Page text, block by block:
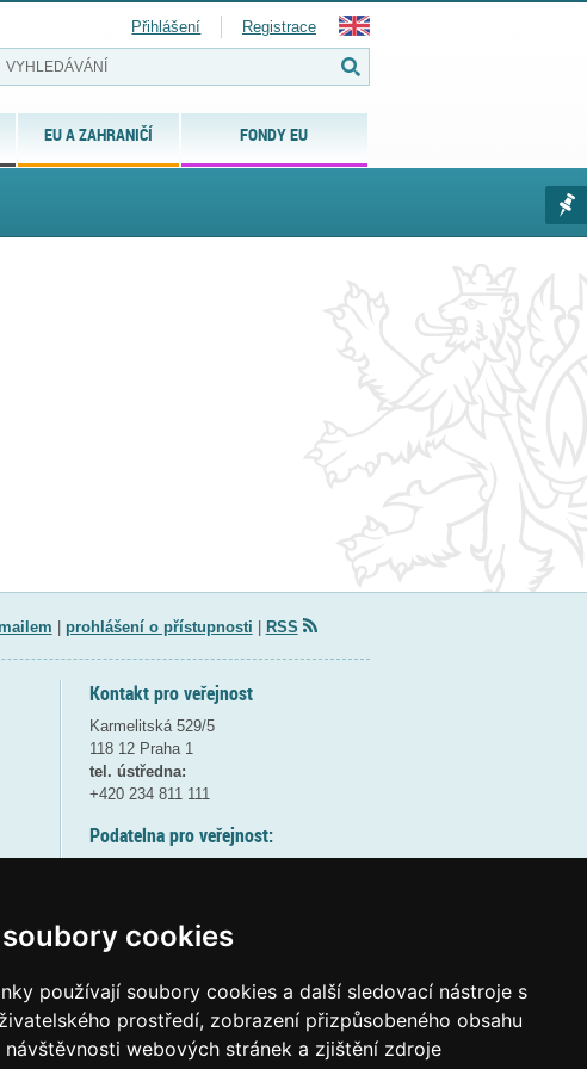
cookies
používají soubory cookies a další sledovací nástroje s
prostředí, zobrazení přizpůsobeného obsahu
návštěvnosti webových stránek a zjištění zdroje
EU A ZAHRANIČÍ FONDY EU
Přihlášení Registrace
prohlášení o přístupnosti RSS
Kontakt pro veřejnost
Karmelitská 529/5
118 12 Praha 1
tel. ústředna:
+420 234 811 111
Podatelna pro veřejnost:
(více informací
Elektronická podatelna:
posta@msmtgov cz